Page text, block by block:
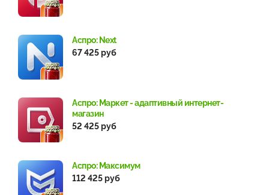
Аспро: Next
67 425 руб
Аспро: Маркет - адаптивный интернет-
магазин
52 425 руб
Аспро: Максимум
112 425 руб